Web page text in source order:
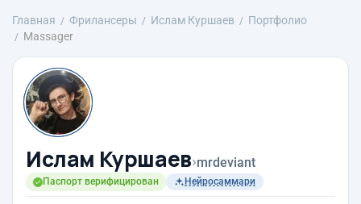
Главная Фрилансеры Ислам Куршаев
Портфолио
Massager
Ислам Куршаев›mrdeviant
Паспорт верифицирован Нейросаммари